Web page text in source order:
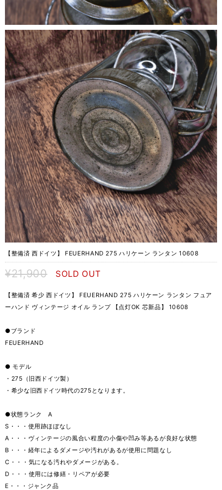
【整備済 西ドイツ】 FEUERHAND 275 ハリケーン ランタン 10608
¥21,900 SOLD OUT
【整備済 希少 西ドイツ】 FEUERHAND 275 ハリケーン ランタン フュア
ーハンド ヴィンテージ オイル ランプ 【点灯OK 芯新品】 10608
●ブランド
FEUERHAND
● モデル
・275（旧西ドイツ製）
・希少な旧西ドイツ時代の275となります。
●状態ランク A
S・・・使用跡ほぼなし
A・・・ヴィンテージの風合い程度の小傷や凹み等あるが良好な状態
B・・・経年によるダメージや汚れがあるが使用に問題なし
C・・・気になる汚れやダメージがある。
D・・・使用には修繕・リペアが必要
E・・・ジャンク品